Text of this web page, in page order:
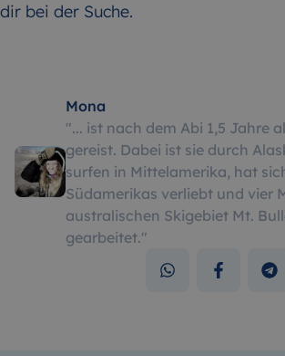
dir bei der Suche.
Mona
"... ist nach dem Abi 1,5 Jahre
gereist. Dabei ist sie durch
surfen in Mittelamerika, hat
Südamerikas verliebt und vier
australischen Skigebiet Mt.
gearbeitet."